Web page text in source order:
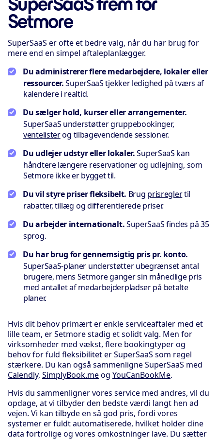
Setmore
SuperSaaS er ofte et bedre valg, når du har brug for
mere end en simpel aftaleplanlægger.
Du administrerer flere medarbejdere, lokaler eller
ressourcer.SuperSaaS tjekker ledighed på tværs af
kalendere i realtid.
Du sælger hold, kurser eller arrangementer.
SuperSaaS understøtter gruppebookinger,
ventelisterog tilbagevendende sessioner.
Du udlejer udstyr eller lokaler.SuperSaaS kan
håndtere længere reservationer og udlejning, som
Setmore ikke er bygget til.
Du vil styre priser fleksibelt. Brug prisreglertil
rabatter, tillæg og differentierede priser.
Du arbejder internationalt.SuperSaaS findes på 35
sprog.
Du har brug for gennemsigtig pris pr. konto.
SuperSaaS-planer understøtter ubegrænset antal
brugere, mens Setmore ganger sin månedlige pris
med antallet af medarbejderpladser på betalte
planer.
Hvis dit behov primært er enkle serviceaftaler med et
lille team, er Setmore stadig et solidt valg. Men for
virksomheder med vækst, flere bookingtyper og
behov for fuld fleksibilitet er SuperSaaS som regel
stærkere. Du kan også sammenligne SuperSaaS med
Calendly, SimplyBook.meog YouCanBookMe.
Hvis du sammenligner vores service med andres, vil du
opdage, at vi tilbyder den bedste værdi langt hen ad
vejen. Vi kan tilbyde en så god pris, fordi vores
systemer er fuldt automatiserede, hvilket holder dine
data fortrolige og vores omkostninger lave. Du sætter